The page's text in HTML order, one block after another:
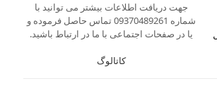
جهت دریافت اطلاعات بیشتر می توانید با
شماره 09370489261 تماس حاصل فرموده و
یا در صفحات اجتماعی با ما در ارتباط باشید.
کاتالوگ